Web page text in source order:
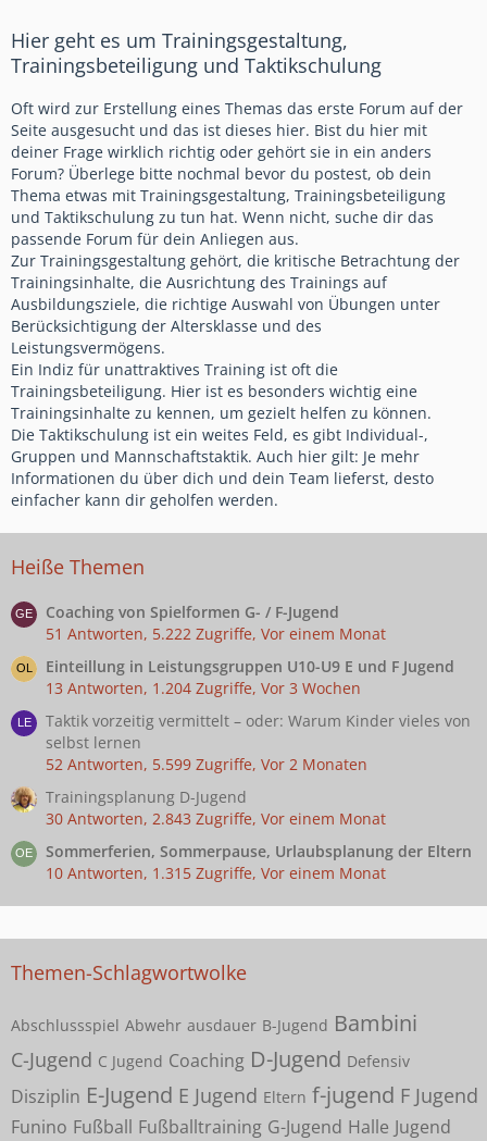
Hier geht es um Trainingsgestaltung,
Trainingsbeteiligung und Taktikschulung
Oft wird zur Erstellung eines Themas das erste Forum auf der
Seite ausgesucht und das ist dieses hier. Bist du hier mit
deiner Frage wirklich richtig oder gehört sie in ein anders
Forum? Überlege bitte nochmal bevor du postest, ob dein
Thema etwas mit Trainingsgestaltung, Trainingsbeteiligung
und Taktikschulung zu tun hat. Wenn nicht, suche dir das
passende Forum für dein Anliegen aus.
Zur Trainingsgestaltung gehört, die kritische Betrachtung der
Trainingsinhalte, die Ausrichtung des Trainings auf
Ausbildungsziele, die richtige Auswahl von Übungen unter
Berücksichtigung der Altersklasse und des
Leistungsvermögens.
Ein Indiz für unattraktives Training ist oft die
Trainingsbeteiligung. Hier ist es besonders wichtig eine
Trainingsinhalte zu kennen, um gezielt helfen zu können.
Die Taktikschulung ist ein weites Feld, es gibt Individual-,
Gruppen und Mannschaftstaktik. Auch hier gilt: Je mehr
Informationen du über dich und dein Team lieferst, desto
einfacher kann dir geholfen werden.
Heiße Themen
Coaching von Spielformen G- / F-Jugend
51 Antworten, 5.222 Zugriffe, Vor einem Monat
Einteillung in Leistungsgruppen U10-U9 E und F Jugend
13 Antworten, 1.204 Zugriffe, Vor 3 Wochen
Taktik vorzeitig vermittelt – oder: Warum Kinder vieles von
selbst lernen
52 Antworten, 5.599 Zugriffe, Vor 2 Monaten
Trainingsplanung D-Jugend
30 Antworten, 2.843 Zugriffe, Vor einem Monat
Sommerferien, Sommerpause, Urlaubsplanung der Eltern
10 Antworten, 1.315 Zugriffe, Vor einem Monat
Themen-Schlagwortwolke
Abschlussspiel Abwehr ausdauer B-Jugend Bambini
C-Jugend C Jugend Coaching D-Jugend Defensiv
Disziplin E-Jugend E Jugend Eltern f-jugend F Jugend
Funino Fußball Fußballtraining G-Jugend Halle Jugend